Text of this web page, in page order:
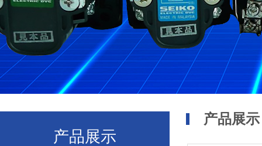
产品展示
产品展示